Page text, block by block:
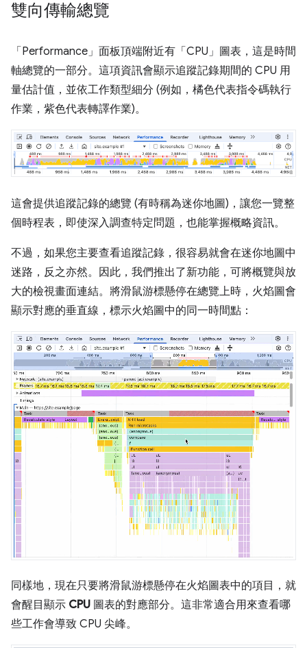
雙向傳輸總覽
「Performance」 面板頂端附近有「CPU」 圖表，這是時間
軸總覽的一部分。這項資訊會顯示追蹤記錄期間的 CPU 用
量估計值，並依工作類型細分 (例如，橘色代表指令碼執行
作業，紫色代表轉譯作業)。
這會提供追蹤記錄的總覽 (有時稱為迷你地圖)，讓您一覽整
個時程表，即使深入調查特定問題，也能掌握概略資訊。
不過，如果您主要查看追蹤記錄，很容易就會在迷你地圖中
迷路，反之亦然。因此，我們推出了新功能，可將概覽與放
大的檢視畫面連結。將滑鼠游標懸停在總覽上時，火焰圖會
顯示對應的垂直線，標示火焰圖中的同一時間點：
同樣地，現在只要將滑鼠游標懸停在火焰圖表中的項目，就
會醒目顯示 CPU 圖表的對應部分。這非常適合用來查看哪
些工作會導致 CPU 尖峰。